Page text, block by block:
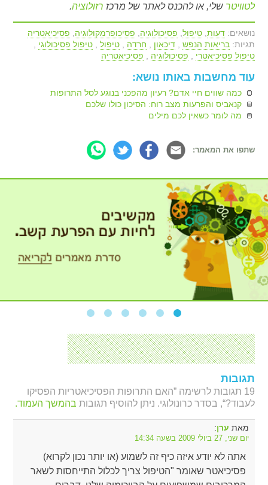
לטוויטרשלי, או להכנס לאתר של מרכז רזולוציה.
נושאים:דעות ,טיפול פסיכולוגיה פסיכופרמקולוגיה
פסיכיאטריה
תגיות:בריאות הנפש ,דיכאון חרדה ,טיפול ,טיפול פסיכולוגי
טיפול פסיכיאטרי
פסיכולוגיה פסיכיאטריה
עוד מחשבות באותו נושא:
כמה שווים חיי אדם? רעיון מהפכני בנוגע לסל התרופות
קנאביס והפרעות מצב רוח: הסיכון כולו שלכם
מה לומר כשאין לכם מילים
שתפו את המאמר:
תגובות
19 תגובות לרשימה ”האם התרופות הפסיכיאטריות הפסיקו
לעבוד?“, בסדר כרונולוגי. ניתן להוסיף תגובות בהמשך העמוד.
מאת ערן:
יום שני, 27 ביולי 2009 בשעה 14:34
אתה לא יודע איזה כיף זה לשמוע (או יותר נכון לקרוא)
פסיכיאטר שאומר "הטיפול צריך לכלול התייחסות לשאר